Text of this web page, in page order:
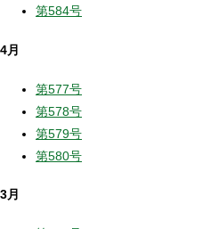
第584号
4月
第577号
第578号
第579号
第580号
3月